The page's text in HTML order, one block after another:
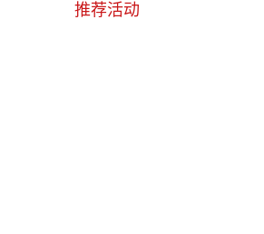
推荐活动